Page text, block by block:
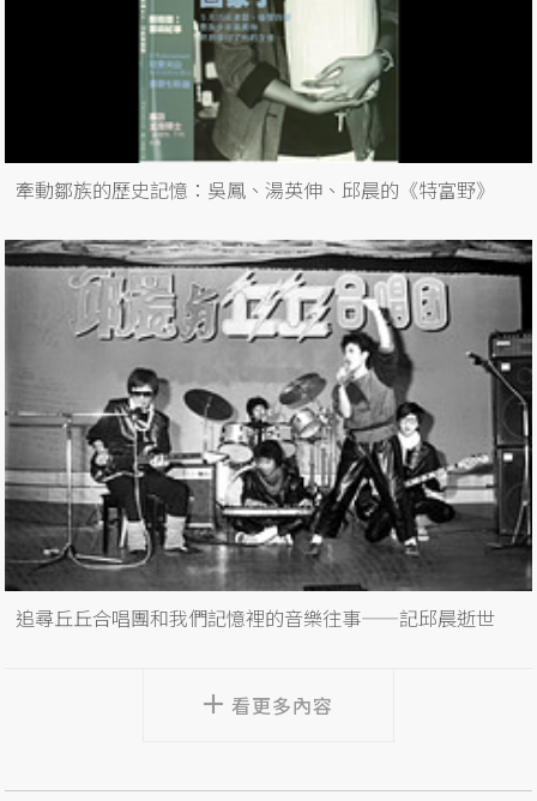
牽動鄒族的歷史記憶：吳鳳、湯英伸、邱晨的《特富野》
追尋丘丘合唱團和我們記憶裡的音樂往事——記邱晨逝世
看更多內容